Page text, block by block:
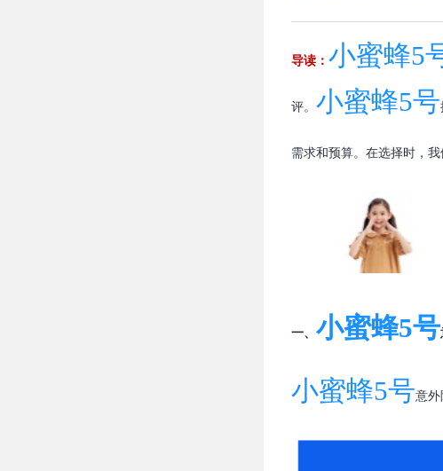
导读： 小蜜蜂5
评。 小蜜蜂5号
需求和预算。在选择时，
一、 小蜜蜂5号
小蜜蜂5号意外